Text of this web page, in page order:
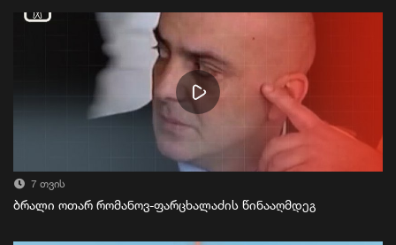
7 თვის
ბრალი ოთარ რომანოვ-ფარცხალაძის წინააღმდეგ